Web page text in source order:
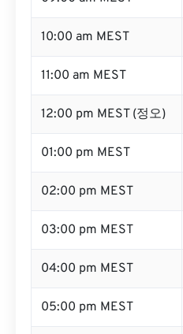
10:00 am MEST
11:00 am MEST
12:00 pm MEST (정오)
01:00 pm MEST
02:00 pm MEST
03:00 pm MEST
04:00 pm MEST
05:00 pm MEST